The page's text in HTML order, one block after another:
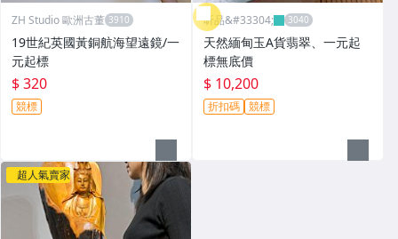
ZH Studio 歐洲古董
19世紀英國黃銅航海望遠鏡/一
元起標
$ 320
競標
昕品&#33304;
天然緬甸玉A貨翡翠、一元起
標無底價
$ 10,200
折扣碼 競標
超人氣賣家